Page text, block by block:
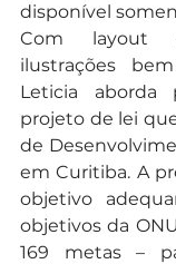
disponível
Com layout
ilustrações
Leticia aborda
projeto de lei
de
em Curitiba. A
objetivo
objetivos da
169 metas –